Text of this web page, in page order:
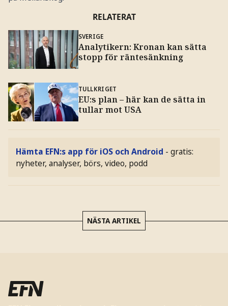
RELATERAT
SVERIGE
Analytikern: Kronan kan sätta
stopp för räntesänkning
TULLKRIGET
EU:s plan – här kan de sätta in
tullar mot USA
Hämta EFN:s app för iOS och Android - gratis:
nyheter, analyser, börs, video, podd
NÄSTA ARTIKEL